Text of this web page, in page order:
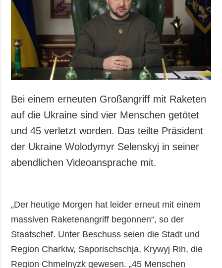
Gesellschaft und
Kultur
Sport
Kriminalität
Notstand und
Notfälle
ZUSÄTZLICH
Veröffentlichungen
Interview
Fotos
Video
LEISTUNGEN
Abonnement
Fotobank
Bei einem erneuten Großangriff mit Raketen
auf die Ukraine sind vier Menschen getötet
und 45 verletzt worden. Das teilte Präsident
der Ukraine Wolodymyr Selenskyj in seiner
abendlichen Videoansprache mit.
„Der heutige Morgen hat leider erneut mit einem
massiven Raketenangriff begonnen“, so der
Staatschef. Unter Beschuss seien die Stadt und
Region Charkiw, Saporischschja, Krywyj Rih, die
Region Chmelnyzk gewesen. „45 Menschen